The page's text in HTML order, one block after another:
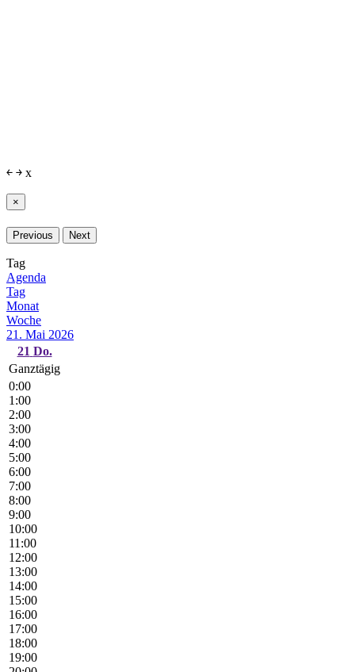
￩ ￫ x
×
Previous Next
Tag
Agenda
Tag
Monat
Woche
21. Mai 2026
21 Do.
Ganztägig
0:00
1:00
2:00
3:00
4:00
5:00
6:00
7:00
8:00
9:00
10:00
11:00
12:00
13:00
14:00
15:00
16:00
17:00
18:00
19:00